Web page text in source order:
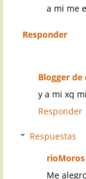
a mi me
Responder
Blogger de
y a mi xq
Responder
Respuestas
rioMoros
Me